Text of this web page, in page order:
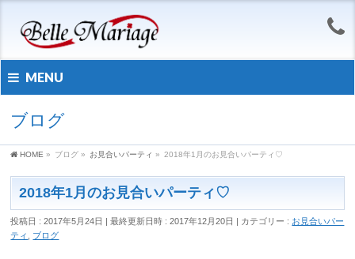
MENU
ブログ
HOME » ブログ » お見合いパーティ » 2018年1月のお見合いパーティ♡
2018年1月のお見合いパーティ♡
投稿日 : 2017年5月24日 最終更新日時 : 2017年12月20日 カテゴリー : お見合いパー
ティ
ブログ